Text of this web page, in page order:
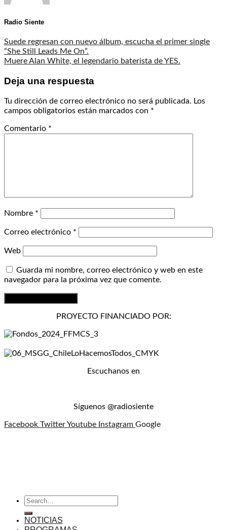
Radio Siente
Suede regresan con nuevo álbum, escucha el primer single
“She Still Leads Me On”.
Muere Alan White, el legendario baterista de YES.
Deja una respuesta
Tu dirección de correo electrónico no será publicada. Los
campos obligatorios están marcados con *
Comentario *
Nombre *
Correo electrónico *
Web
Guarda mi nombre, correo electrónico y web en este
navegador para la próxima vez que comente.
PROYECTO FINANCIADO POR:
Escuchanos en
Síguenos @radiosiente
Facebook TwitterYoutube Instagram Google
NOTICIAS